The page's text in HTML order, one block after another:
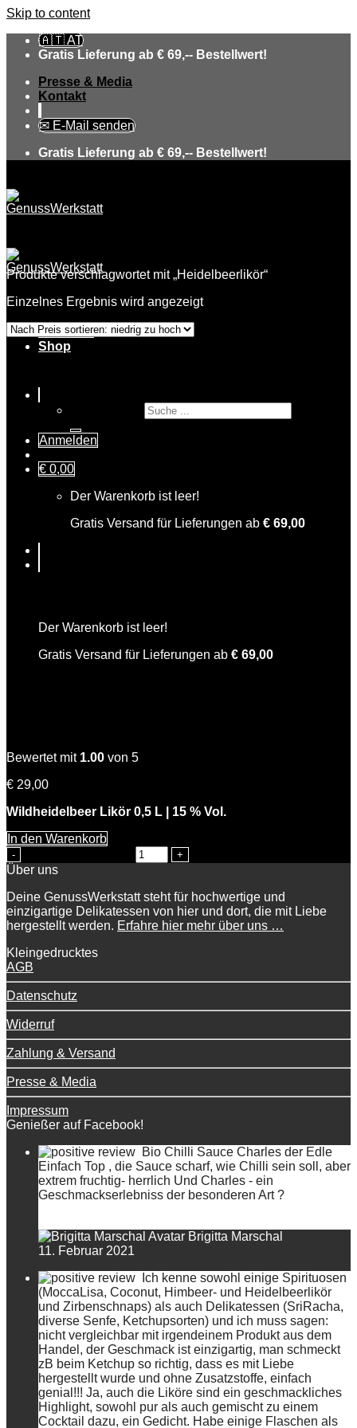
Skip to content
🇦🇹 AT
Gratis Lieferung ab € 69,-- Bestellwert!
Presse & Media
Kontakt
✉ E-Mail senden
Gratis Lieferung ab € 69,-- Bestellwert!
Über uns
Shop
Anmelden
€ 0,00
Der Warenkorb ist leer!
Gratis Versand für Lieferungen ab € 69,00
Der Warenkorb ist leer!
Gratis Versand für Lieferungen ab € 69,00
Produkte verschlagwortet mit „Heidelbeerlikör“
Einzelnes Ergebnis wird angezeigt
Bewertet mit 1.00 von 5
€ 29,00
Wildheidelbeer Likör 0,5 L | 15 % Vol.
In den Warenkorb
Über uns
Deine GenussWerkstatt steht für hochwertige und
einzigartige Delikatessen von hier und dort, die mit Liebe
hergestellt werden. Erfahre hier mehr über uns …
Kleingedrucktes
AGB
Datenschutz
Widerruf
Zahlung & Versand
Presse & Media
Impressum
Genießer auf Facebook!
Bio Chilli Sauce Charles der Edle
Einfach Top , die Sauce scharf, wie Chilli sein soll, aber
extrem fruchtig- herrlich Und Charles - ein
Geschmackserlebniss der besonderen Art ?
Brigitta Marschal
11. Februar 2021
Ich kenne sowohl einige Spirituosen
(MoccaLisa, Coconut, Himbeer- und Heidelbeerlikör
und Zirbenschnaps) als auch Delikatessen (SriRacha,
diverse Senfe, Ketchupsorten) und ich muss sagen:
nicht vergleichbar mit irgendeinem Produkt aus dem
Handel, der Geschmack ist einzigartig, man schmeckt
zB beim Ketchup so richtig, dass es mit Liebe
hergestellt wurde und ohne Zusatzstoffe, einfach
genial!!! Ja, auch die Liköre sind ein geschmackliches
Highlight, sowohl pur als auch gemischt zu einem
Cocktail dazu, ein Gedicht. Habe einige Flaschen als